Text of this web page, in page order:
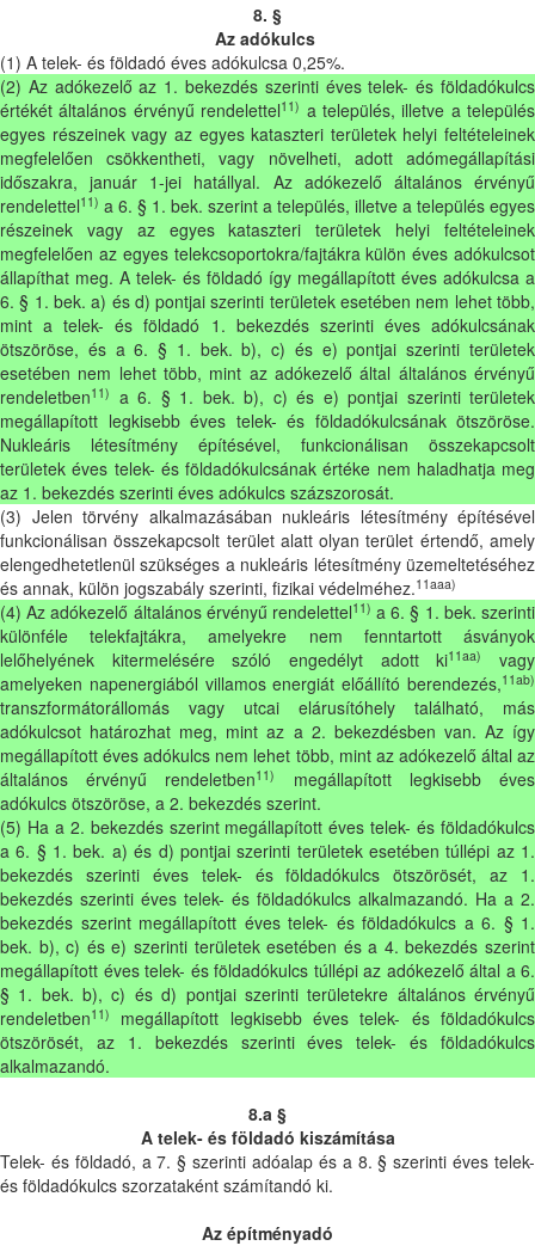
8. §
Az adókulcs
(1) A telek- és földadó éves adókulcsa 0,25%.
(2) Az adókezelő az 1. bekezdés szerinti éves telek- és földadókulcs
értékét általános érvényű rendelettel11) a település, illetve a település
egyes részeinek vagy az egyes kataszteri területek helyi feltételeinek
megfelelően csökkentheti, vagy növelheti, adott adómegállapítási
időszakra, január 1-jei hatállyal. Az adókezelő általános érvényű
rendelettel11) a 6. § 1. bek. szerint a település, illetve a település egyes
részeinek vagy az egyes kataszteri területek helyi feltételeinek
megfelelően az egyes telekcsoportokra/fajtákra külön éves adókulcsot
állapíthat meg. A telek- és földadó így megállapított éves adókulcsa a
6. § 1. bek. a) és d) pontjai szerinti területek esetében nem lehet több,
mint a telek- és földadó 1. bekezdés szerinti éves adókulcsának
ötszöröse, és a 6. § 1. bek. b), c) és e) pontjai szerinti területek
esetében nem lehet több, mint az adókezelő által általános érvényű
rendeletben11) a 6. § 1. bek. b), c) és e) pontjai szerinti területek
megállapított legkisebb éves telek- és földadókulcsának ötszöröse.
Nukleáris létesítmény építésével, funkcionálisan összekapcsolt
területek éves telek- és földadókulcsának értéke nem haladhatja meg
az 1. bekezdés szerinti éves adókulcs százszorosát.
(3) Jelen törvény alkalmazásában nukleáris létesítmény építésével
funkcionálisan összekapcsolt terület alatt olyan terület értendő, amely
elengedhetetlenül szükséges a nukleáris létesítmény üzemeltetéséhez
és annak, külön jogszabály szerinti, fizikai védelméhez.11aaa)
(4) Az adókezelő általános érvényű rendelettel11) a 6. § 1. bek. szerinti
különféle telekfajtákra, amelyekre nem fenntartott ásványok
lelőhelyének kitermelésére szóló engedélyt adott ki11aa)
vagy
amelyeken napenergiából villamos energiát előállító berendezés,11ab)
transzformátorállomás vagy utcai elárusítóhely található, más
adókulcsot határozhat meg, mint az a 2. bekezdésben van. Az így
megállapított éves adókulcs nem lehet több, mint az adókezelő által az
általános érvényű rendeletben11)
megállapított legkisebb éves
adókulcs ötszöröse, a 2. bekezdés szerint.
(5) Ha a 2. bekezdés szerint megállapított éves telek- és földadókulcs
a 6. § 1. bek. a) és d) pontjai szerinti területek esetében túllépi az 1.
bekezdés szerinti éves telek- és földadókulcs ötszörösét, az 1.
bekezdés szerinti éves telek- és földadókulcs alkalmazandó. Ha a 2.
bekezdés szerint megállapított éves telek- és földadókulcs a 6. § 1.
bek. b), c) és e) szerinti területek esetében és a 4. bekezdés szerint
megállapított éves telek- és földadókulcs túllépi az adókezelő által a 6.
§ 1. bek. b), c) és d) pontjai szerinti területekre általános érvényű
rendeletben11)
megállapított legkisebb éves telek- és földadókulcs
ötszörösét, az 1. bekezdés szerinti éves telek- és földadókulcs
alkalmazandó.
8.a §
A telek- és földadó kiszámítása
Telek- és földadó, a 7. § szerinti adóalap és a 8. § szerinti éves telek-
és földadókulcs szorzataként számítandó ki.
Az építményadó